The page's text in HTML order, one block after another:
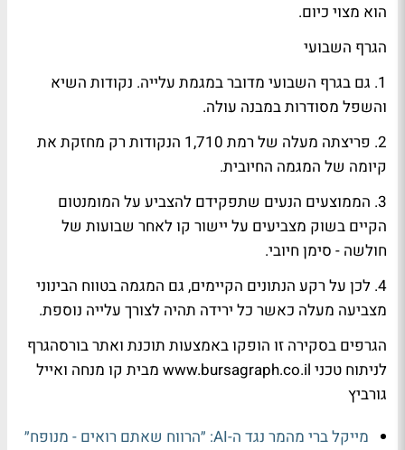
הוא מצוי כיום.
הגרף השבועי
1. גם בגרף השבועי מדובר במגמת עלייה. נקודות השיא
והשפל מסודרות במבנה עולה.
2. פריצתה מעלה של רמת 1,710 הנקודות רק מחזקת את
קיומה של המגמה החיובית.
3. הממוצעים הנעים שתפקידם להצביע על המומנטום
הקיים בשוק מצביעים על יישור קו לאחר שבועות של
חולשה - סימן חיובי.
4. לכן על רקע הנתונים הקיימים, גם המגמה בטווח הבינוני
מצביעה מעלה כאשר כל ירידה תהיה לצורך עלייה נוספת.
הגרפים בסקירה זו הופקו באמצעות תוכנת ואתר בורסהגרף
לניתוח טכני www.bursagraph.co.il מבית קו מנחה ואייל
גורביץ
מייקל ברי מהמר נגד ה-AI: ״הרווח שאתם רואים - מנופח״